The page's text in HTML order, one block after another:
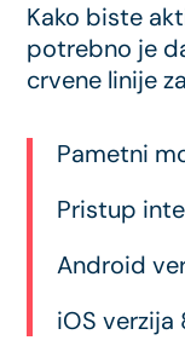
Kako biste
potrebno je
crvene linije
Pametni
Pristup
Android
iOS verzija